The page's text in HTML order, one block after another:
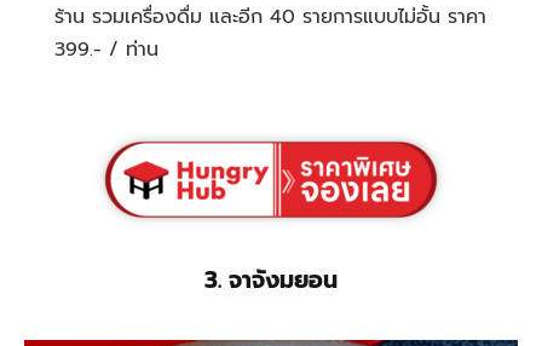
ร้าน รวมเครื่องดื่ม และอีก 40 รายการแบบไม่อั้น ราคา
399.- / ท่าน
3. จาจังมยอน